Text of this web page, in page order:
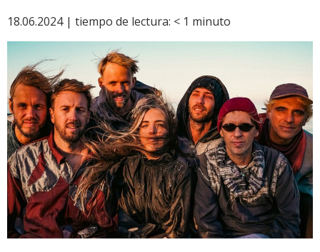
18.06.2024 | tiempo de lectura: < 1 minuto